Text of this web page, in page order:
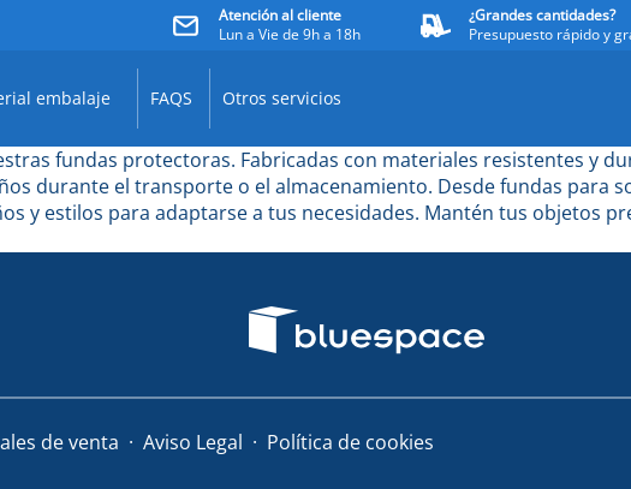
Atención al cliente
Lun a Vie de 9h a 18h
¿Grandes cantidades?
Presupuesto rápido y
embalaje FAQS Otros servicios
fundas protectoras. Fabricadas con materiales resistentes y
durante el transporte o el almacenamiento. Desde fundas para
y estilos para adaptarse a tus necesidades. Mantén tus objetos
de venta Aviso Legal Política de cookies